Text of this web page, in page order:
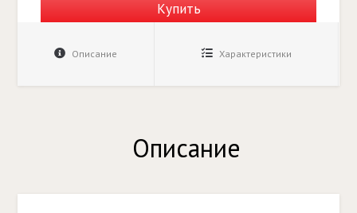
Купить
Описание Характеристики
Описание